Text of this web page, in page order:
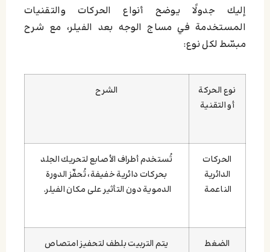
إليك جدولًا يوضح أنواع الحركات والتقنيات
المستخدمة في مساج الوجه بعد الفيلر، مع شرح
مبسّط لكل نوع:
نوع الحركة
أو التقنية
الشرح
الحركات
الدائرية
الناعمة
تُستخدم أطراف الأصابع لتحريك الجلد
بحركات دائرية خفيفة، تُحفّز الدورة
الدموية دون التأثير على مكان الفيلر.
الضغط
يتم التربيت بلطف لتحفيز امتصاص